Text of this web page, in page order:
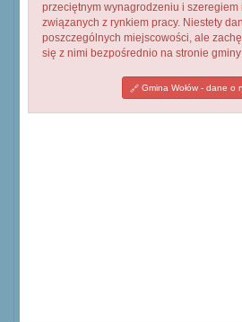
przeciętnym wynagrodzeniu i
związanych z rynkiem pracy. Niestety
poszczególnych miejscowości, ale
się z nimi bezpośrednio na stronie gminy
Gmina Wołów - dane o